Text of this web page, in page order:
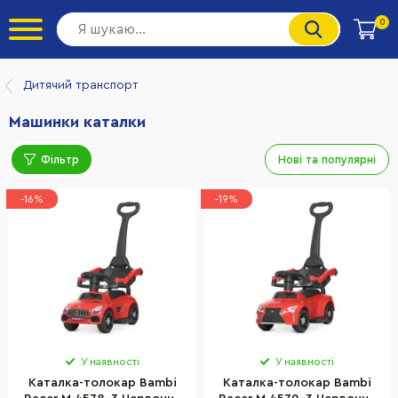
0
Дитячий транспорт
Машинки каталки
Фільтр Нові та популярні
-16%
У наявності
Каталка-толокар Bambi
-19%
У наявності
Каталка-толокар Bambi